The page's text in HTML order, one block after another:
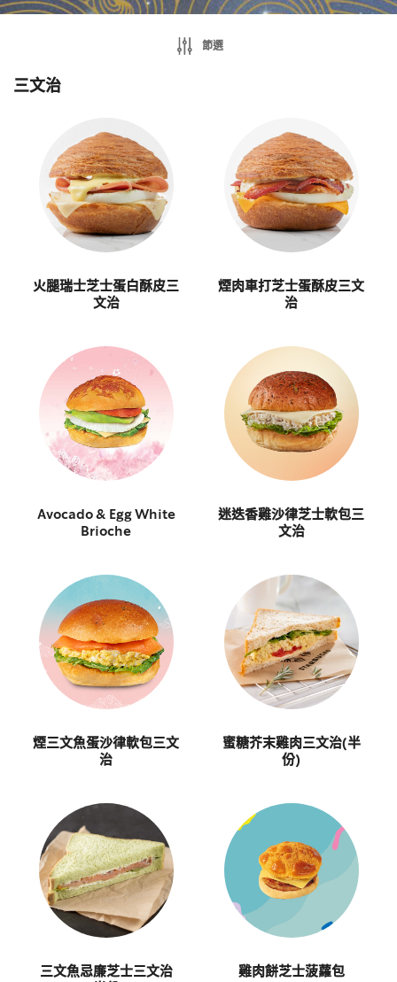
三文治
火腿瑞士芝士蛋白酥皮三
文治
煙肉車打芝士蛋酥皮三文
治
Avocado & Egg White
Brioche
迷迭香雞沙律芝士軟包三
文治
煙三文魚蛋沙律軟包三文
治
蜜糖芥末雞肉三文治(半
份)
三文魚忌廉芝士三文治
雞肉餅芝士菠蘿包
節選